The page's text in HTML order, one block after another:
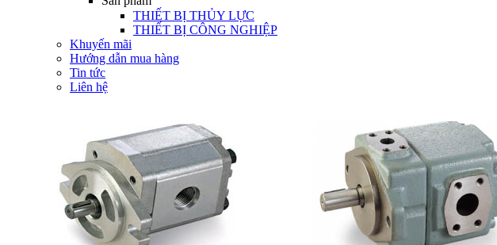
THIẾT BỊ THỦY LỰC
THIẾT BỊ CÔNG NGHIỆP
Khuyến mãi
Hướng dẫn mua hàng
Tin tức
Liên hệ